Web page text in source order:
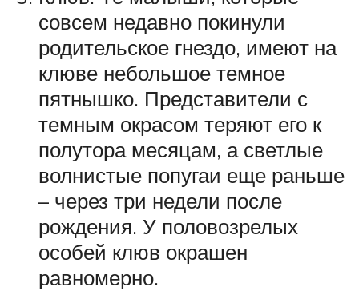
совсем недавно покинули
родительское гнездо, имеют на
клюве небольшое темное
пятнышко. Представители с
темным окрасом теряют его к
полутора месяцам, а светлые
волнистые попугаи еще раньше
– через три недели после
рождения. У половозрелых
особей клюв окрашен
равномерно.